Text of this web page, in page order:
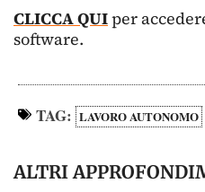
CLICCA QUIper
software.
TAG: LAVORO AUTONOMO
ALTRI